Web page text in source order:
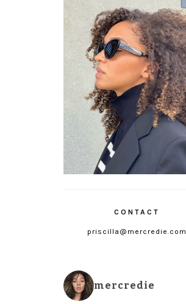
CONTACT
priscilla@mercredie.com
mercredie